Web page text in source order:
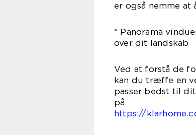
er også nemme
* Panorama
over dit landskab
Ved at forstå de
kan du træffe en
passer bedst til
https://